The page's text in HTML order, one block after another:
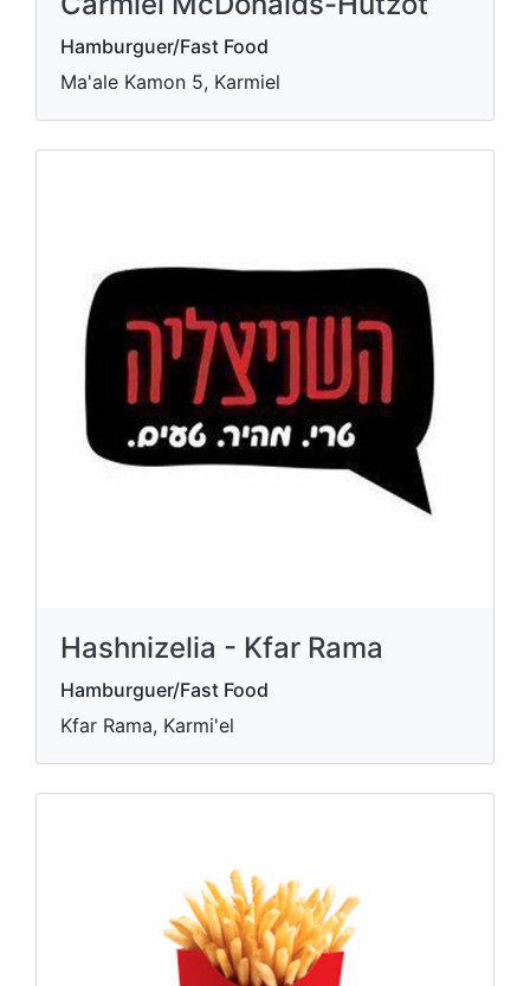
Hamburguer/Fast Food
Ma'ale Kamon 5, Karmiel
Hashnizelia - Kfar Rama
Hamburguer/Fast Food
Kfar Rama, Karmi'el